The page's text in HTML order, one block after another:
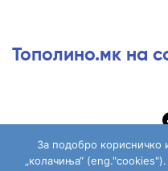
Тополино.мк на
За подобро корисничко
„колачиња“